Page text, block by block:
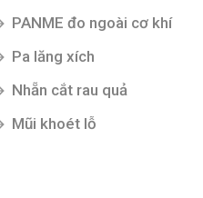
PANME đo ngoài cơ khí
Pa lăng xích
Nhẵn cắt rau quả
Mũi khoét lỗ